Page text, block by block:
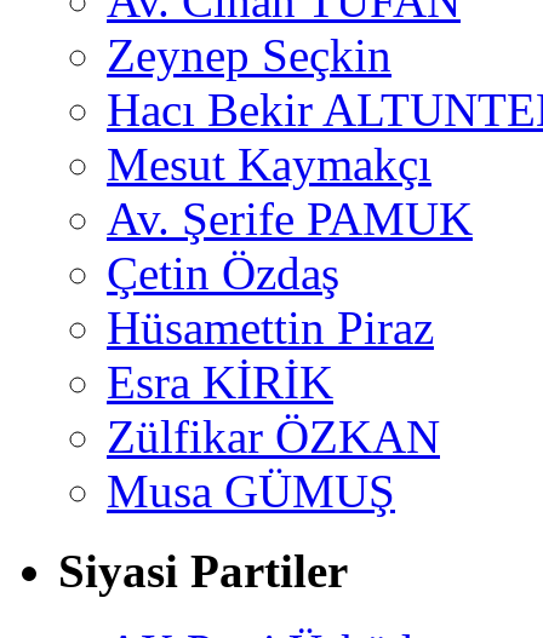
Zeynep Seçkin
Hacı Bekir
Mesut Kaymakçı
Av. Şerife PAMUK
Çetin Özdaş
Hüsamettin Piraz
Esra KİRİK
Zülfikar ÖZKAN
Musa GÜMUŞ
Siyasi Partiler